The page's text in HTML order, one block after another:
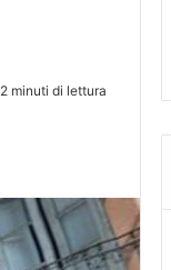
2 minuti di lettura